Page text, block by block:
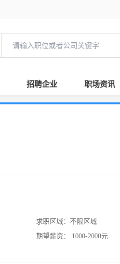
招聘企业 职场资讯
求职区域： 不限区域
期望薪资：
1000-2000元